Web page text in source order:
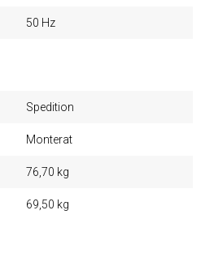
50 Hz
Spedition
Monterat
76,70 kg
69,50 kg